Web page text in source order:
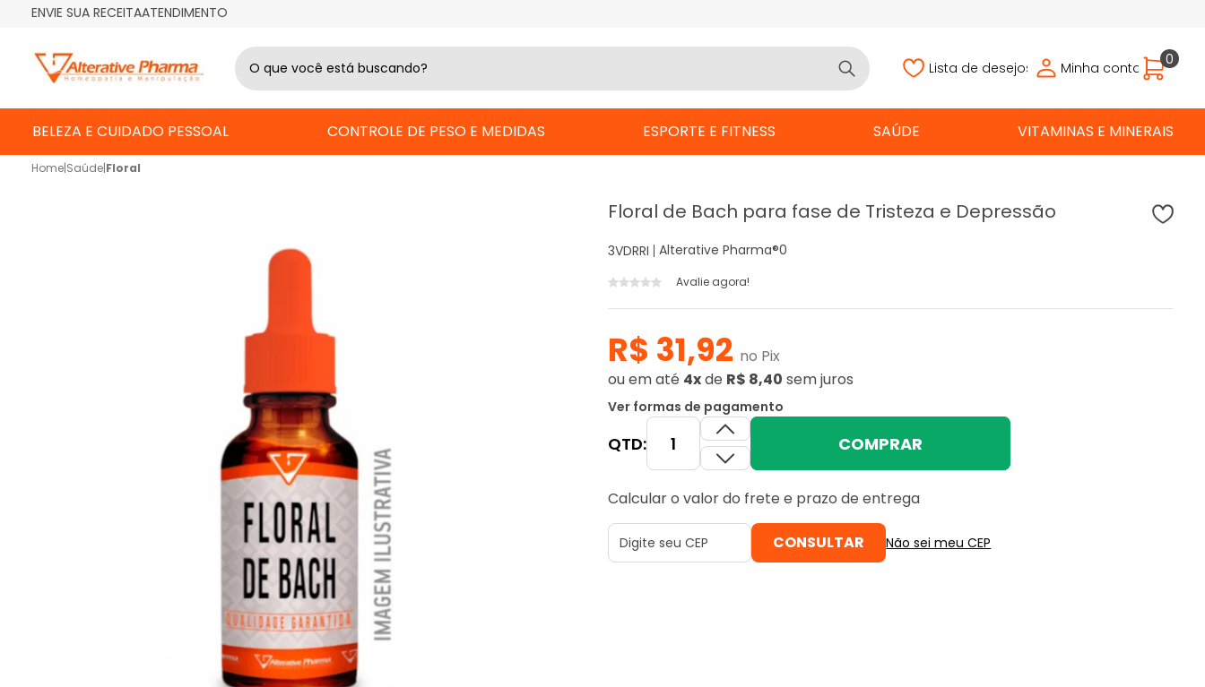
ENVIE SUA RECEITAATENDIMENTO
Lista de desejos Minha conta 0
BELEZA E CUIDADO PESSOAL CONTROLE DE PESO E MEDIDAS ESPORTE E FITNESS SAÚDE VITAMINAS E MINERAIS
Home|Saúde|Floral
Floral de Bach para fase de Tristeza e Depressão
3VDRRI Alterative Pharma®0
Avalie agora!
R$ 31,92 no Pix
ouem até 4xde R$ 8,40 sem juros
Ver formas de pagamento
QTD: COMPRAR
Calcular o valor do frete e prazo de entrega
Não sei meu CEP